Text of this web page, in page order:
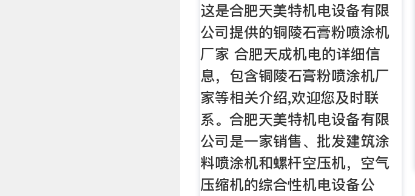
这是合肥天美特机电设备有限
公司提供的铜陵石膏粉喷涂机
厂家 合肥天成机电的详细信
息，包含铜陵石膏粉喷涂机厂
家等相关介绍,欢迎您及时联
系。合肥天美特机电设备有限
公司是一家销售、批发建筑涂
料喷涂机和螺杆空压机，空气
压缩机的综合性机电设备公